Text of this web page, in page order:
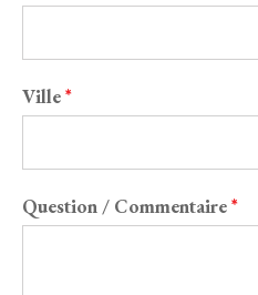
Ville*
Question / Commentaire*